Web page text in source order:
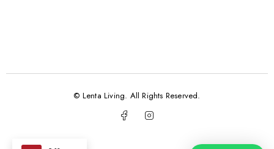
© Lenta Living. All Rights Reserved.